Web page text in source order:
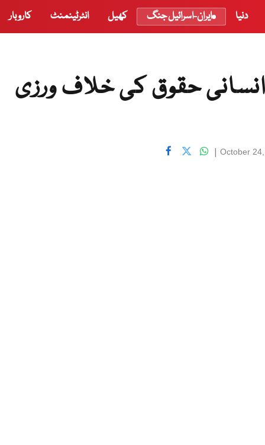
دنیا ایران-اسرائیل جنگ کھیل انٹرٹینمنٹ کاروبار
حقوق کی خلاف ورزی
October
|